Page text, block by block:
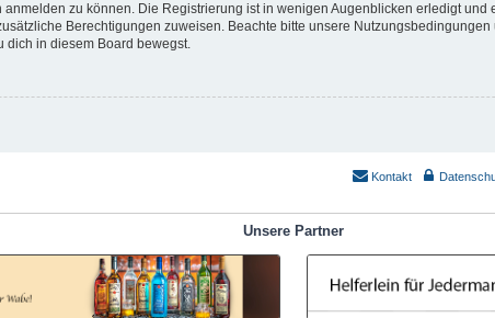
anmelden zu können. Die Registrierung ist in wenigen Augenblicken erledigt
Berechtigungen zuweisen. Beachte bitte unsere
dich in diesem Board bewegst.
Kontakt
Unsere Partner